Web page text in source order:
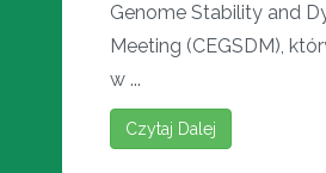
Genome Stability and
Meeting (CEGSDM),
w ...
Czytaj Dalej